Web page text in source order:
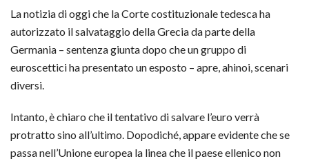
La notizia di oggi che la Corte costituzionale tedesca ha
autorizzato il salvataggio della Grecia da parte della
Germania – sentenza giunta dopo che un gruppo di
euroscettici ha presentato un esposto – apre, ahinoi, scenari
diversi.
Intanto, è chiaro che il tentativo di salvare l’euro verrà
protratto sino all’ultimo. Dopodiché, appare evidente che se
passa nell’Unione europea la linea che il paese ellenico non